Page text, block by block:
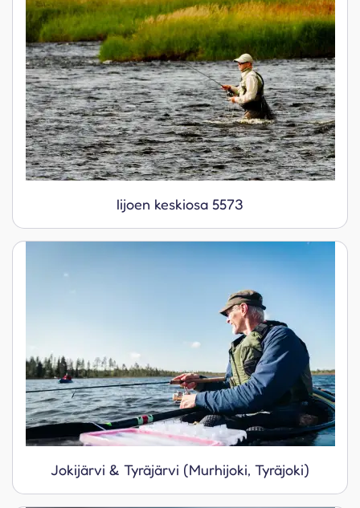
Iijoen keskiosa 5573
Jokijärvi & Tyräjärvi (Murhijoki, Tyräjoki)